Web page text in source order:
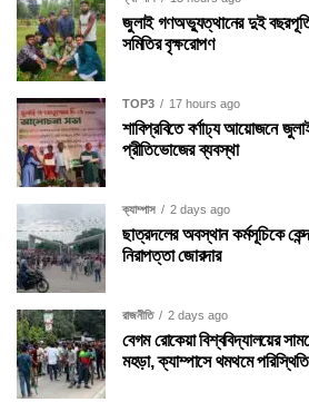
জুলাই গণঅভ্যুত্থানের দুই
সমিতির বৃক্ষরোপণ
TOP3 17 hours ago
শাবিপ্রবিতে বর্ণাঢ্য আয়োজনে
প্রীতিভোজের ব্যবস্থা
ক্যাম্পাস 2 days ago
ছাত্রদলের অবস্থান কর্মসূচিকে
নিরাপত্তা জোরদার
রাজনীতি 2 days ago
বেগম রোকেয়া বিশ্ববিদ্যালয়ের
মহড়া, ক্যাম্পাসে থমথমে পরিস্থিতি